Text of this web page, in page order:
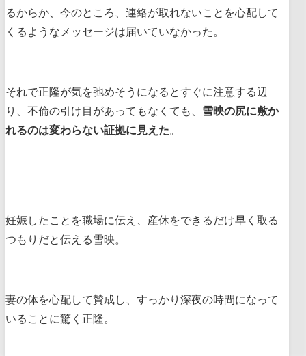
るからか、今のところ、連絡が取れないことを心配して
くるようなメッセージは届いていなかった。
それで正隆が気を弛めそうになるとすぐに注意する辺
り、不倫の引け目があってもなくても、 雪映の尻に敷か
れるのは変わらない証拠に見えた。
妊娠したことを職場に伝え、産休をできるだけ早く取る
つもりだと伝える雪映。
妻の体を心配して賛成し、すっかり深夜の時間になって
いることに驚く正隆。